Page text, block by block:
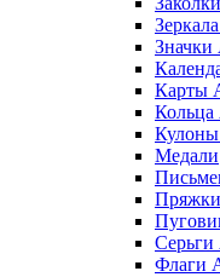
Значки
Карты
Кольца
Медали
Серьги
Флаги